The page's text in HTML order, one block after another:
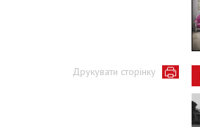
Друкувати сторінку